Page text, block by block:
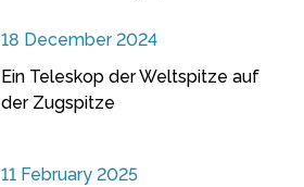
18 December 2024
Ein Teleskop der Weltspitze auf
der Zugspitze
11 February 2025